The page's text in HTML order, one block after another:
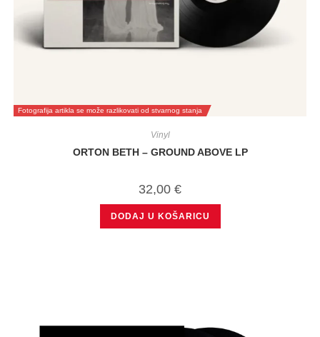
Fotografija artikla se može razlikovati od stvarnog stanja
Vinyl
ORTON BETH – GROUND ABOVE LP
32,00 €
DODAJ U KOŠARICU